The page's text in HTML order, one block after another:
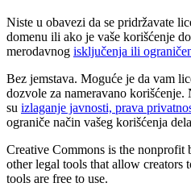
Niste u obavezi da se pridržavate
domenu ili ako je vaše korišćenje
merodavnog isključenja ili
Bez jemstava. Moguće je da vam
dozvole za nameravano korišćenje.
su izlaganje javnosti, prava
ograniče način vašeg korišćenja
Creative Commons is the nonprofit
other legal tools that allow creators
tools are free to use.